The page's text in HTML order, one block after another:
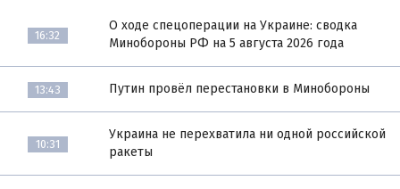
16:32
О ходе спецоперации на Украине: сводка
Минобороны РФ на 5 августа 2026 года
13:43 Путин провёл перестановки в Минобороны
10:31
Украина не перехватила ни одной российской
ракеты